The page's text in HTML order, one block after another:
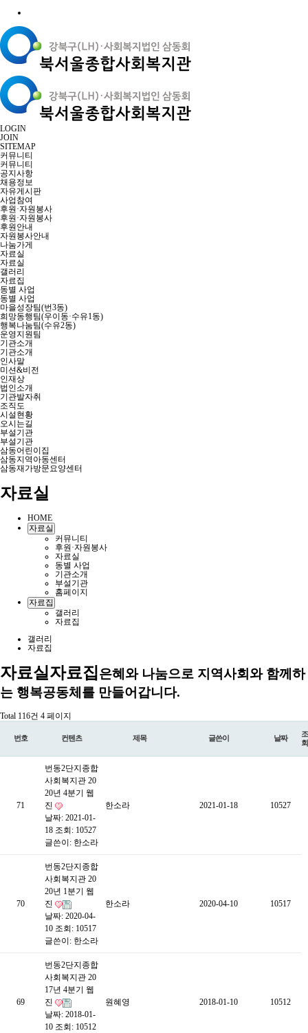
LOGIN
JOIN
SITEMAP
커뮤니티
커뮤니티
공지사항
채용정보
자유게시판
사업참여
후원·자원봉사
후원·자원봉사
후원안내
자원봉사안내
나눔가게
자료실
자료실
갤러리
자료집
동별 사업
동별 사업
마을성장팀(번3동)
희망동행팀(우이동·수유1동)
행복나눔팀(수유2동)
운영지원팀
기관소개
기관소개
인사말
미션&비전
인재상
법인소개
기관발자취
조직도
시설현황
오시는길
부설기관
부설기관
삼동어린이집
삼동지역아동센터
삼동재가방문요양센터
자료실
HOME
자료실
커뮤니티
후원·자원봉사
자료실
동별 사업
기관소개
부설기관
홈페이지
자료집
갤러리
자료집
갤러리
자료집
자료실자료집은혜와 나눔으로 지역사회와 함께하
는 행복공동체를 만들어갑니다.
Total 116건 4 페이지
번호 컨텐츠 제목 글쓴이 날짜
조
회
71
번동2단지종합
사회복지관 20
20년 4분기 웹
진
날짜: 2021-01-
18 조회: 10527
글쓴이: 한소라
한소라 2021-01-18 10527
70
번동2단지종합
사회복지관 20
20년 1분기 웹
진
날짜: 2020-04-
10 조회: 10517
글쓴이: 한소라
한소라 2020-04-10 10517
69
번동2단지종합
사회복지관 20
17년 4분기 웹
진
날짜: 2018-01-
10 조회: 10512
원혜영 2018-01-10 10512